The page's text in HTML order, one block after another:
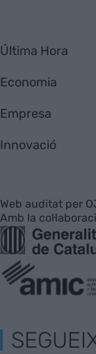
Última Hora
Economia
Empresa
Innovació
Web auditat per
Amb la